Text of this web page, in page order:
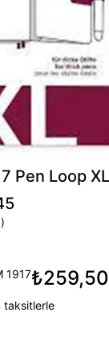
Pen Loop
1917₺259,50
taksitlerle